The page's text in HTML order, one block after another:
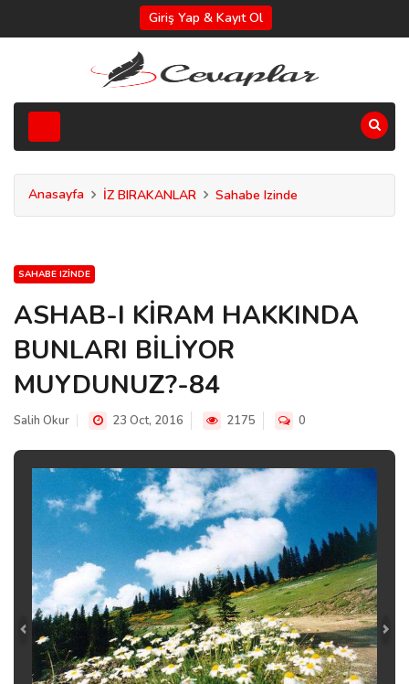
Giriş Yap & Kayıt Ol
Anasayfa İZ BIRAKANLAR Sahabe Izinde
SAHABE IZINDE
ASHAB-I KİRAM HAKKINDA
BUNLARI BİLİYOR
MUYDUNUZ?-84
Salih Okur 23 Oct, 2016 2175 0